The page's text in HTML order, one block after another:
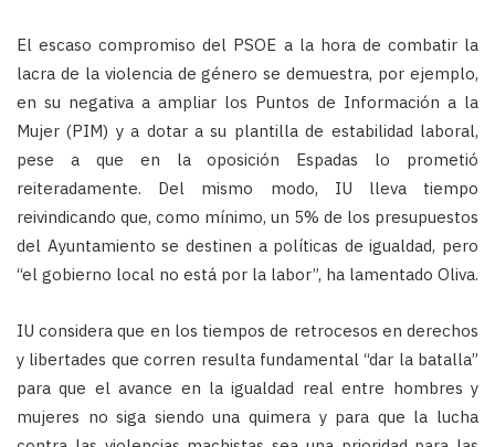
El escaso compromiso del PSOE a la hora de combatir la
lacra de la violencia de género se demuestra, por ejemplo,
en su negativa a ampliar los Puntos de Información a la
Mujer (PIM) y a dotar a su plantilla de estabilidad laboral,
pese a que en la oposición Espadas lo prometió
reiteradamente. Del mismo modo, IU lleva tiempo
reivindicando que, como mínimo, un 5% de los presupuestos
del Ayuntamiento se destinen a políticas de igualdad, pero
“el gobierno local no está por la labor”, ha lamentado Oliva.
IU considera que en los tiempos de retrocesos en derechos
y libertades que corren resulta fundamental “dar la batalla”
para que el avance en la igualdad real entre hombres y
mujeres no siga siendo una quimera y para que la lucha